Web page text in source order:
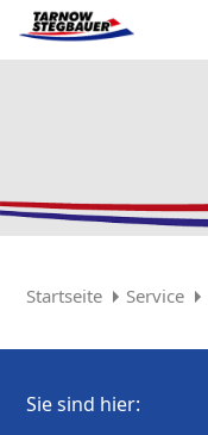
Startseite Service
Sie sind hier: